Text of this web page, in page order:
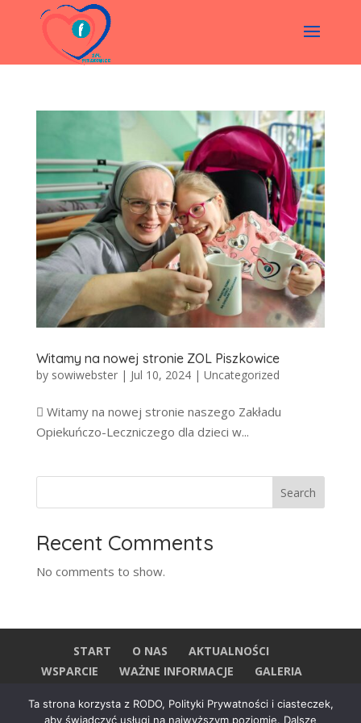
Witamy na nowej stronie ZOL Piszkowice
by sowiwebster| Jul 10, 2024| Uncategorized
 Witamy na nowej stronie naszego Zakładu
Opiekuńczo-Leczniczego dla dzieci w...
Search
Recent Comments
No comments to show.
START O NAS
AKTUALNOŚCI
WSPARCIE
WAŻNE INFORMACJE
GALERIA
Ta strona korzysta z RODO, Polityki Prywatności i ciasteczek,
aby świadczyć usługi na najwyższym poziomie. Dalsze